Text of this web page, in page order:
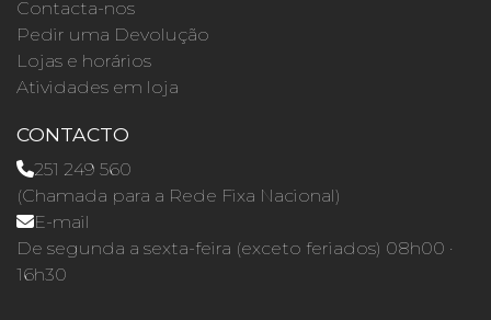
Contacta-nos
Pedir uma Devolução
Lojas e horários
Atividades em loja
CONTACTO
251 249 560
(Chamada para a Rede Fixa Nacional)
E-mail
De segunda a sexta-feira (exceto feriados) 08h00 ·
16h30